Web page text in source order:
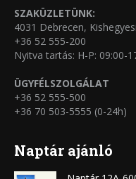
SZAKÜZLETÜNK:
4031 Debrecen,
+36 52 555-200
Nyitva tartás: H-P: 09:00-
ÜGYFÉLSZOLGÁLAT
+36 52 555-500
+36 70 503-5555 (0-24h)
Naptár ajánló